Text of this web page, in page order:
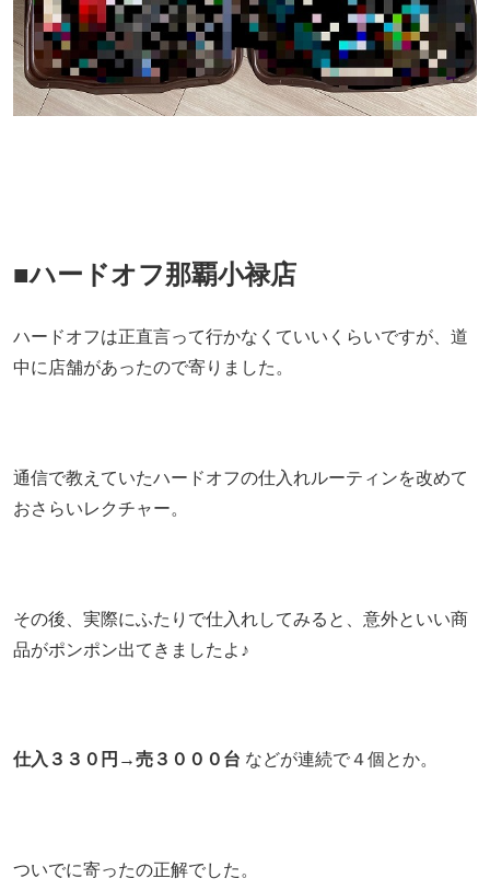
■ハードオフ那覇小禄店
ハードオフは正直言って行かなくていいくらいですが、道
中に店舗があったので寄りました。
通信で教えていたハードオフの仕入れルーティンを改めて
おさらいレクチャー。
その後、実際にふたりで仕入れしてみると、意外といい商
品がポンポン出てきましたよ♪
仕入３３０円→売３０００台 などが連続で４個とか。
ついでに寄ったの正解でした。